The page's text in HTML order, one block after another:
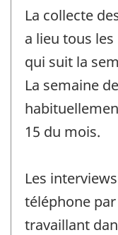
La collecte
a lieu tous
qui suit la
La semaine
15 du mois.
Les
téléphone
travaillant